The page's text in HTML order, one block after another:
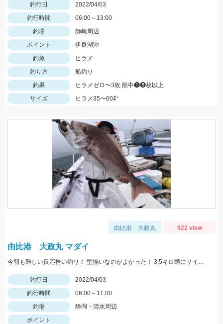
釣行日
2022/04/03
釣行時間
06:00～13:00
釣場
師崎周辺
ポイント
伊良湖沖
釣魚
ヒラメ
釣り方
船釣り
釣果
ヒラメゼロ〜3枚 船中❶❺枚以上
サイズ
ヒラメ35〜60㌢
由比港 大政丸 922 view
由比港 大政丸 マダイ
今朝も難しい反応拾い釣り！ 型揃いなのがよかった！ 3.5キロ頭にサイズ揃い！
釣行日
2022/04/03
釣行時間
06:00～11:00
釣場
静岡・清水周辺
ポイント